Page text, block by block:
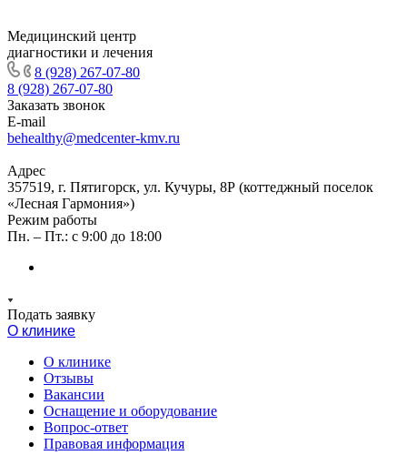
Медицинский центр
диагностики и лечения
8 (928) 267-07-80
8 (928) 267-07-80
Заказать звонок
E-mail
behealthy@medcenter-kmv.ru
Адрес
357519, г. Пятигорск, ул. Кучуры, 8Р (коттеджный поселок
«Лесная Гармония»)
Режим работы
Пн. – Пт.: с 9:00 до 18:00
Подать заявку
О клинике
О клинике
Отзывы
Вакансии
Оснащение и оборудование
Вопрос-ответ
Правовая информация